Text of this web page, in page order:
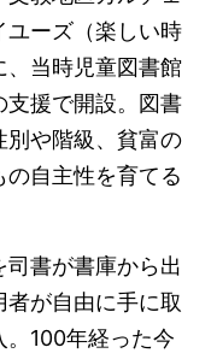
ユーズ（楽しい時
、当時児童図書館
支援で開設。図書
別や階級、貧富の
自主性を育てる
書が書庫から出
が自由に手に取
100年経った今